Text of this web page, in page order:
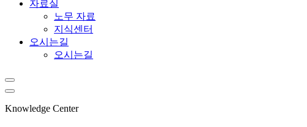
자료실
노무 자료
지식센터
오시는길
오시는길
Knowledge Center